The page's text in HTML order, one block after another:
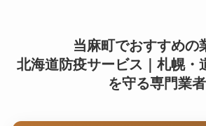
当麻町でおすすめ
北海道防疫サービス｜札幌・
を守る専門業者